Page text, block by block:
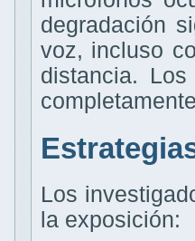
degradación
voz, incluso
distancia.
Los
la exposición: